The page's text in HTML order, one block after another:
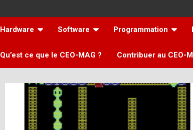
Hardware Software Programmation
Qu’est ce que le CEO-MAG ? Contribuer au CEO-